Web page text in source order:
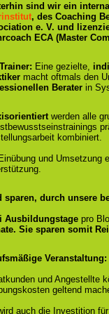
sind wir ein
, des Coaching
e. V. und
ECA (Master
Eine gezielte,
macht oftmals den
Berater in
werden alle
kombiniert.
und Umsetzung
sparen, durch unsere
Ausbildungstage pro
Sie sparen somit
Veranstaltung:
und Angestellte
geltend
auch die Investition